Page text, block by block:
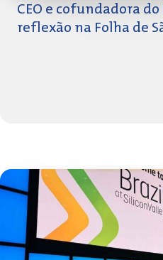
CEO e cofundadora
reflexão na Folha de